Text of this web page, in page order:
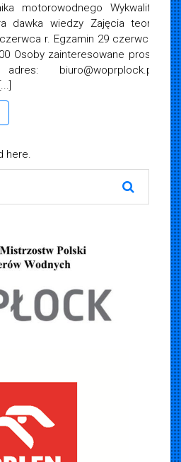
Wykwalifikowane
wiedzy Zajęcia teoretyczne
Egzamin 29 czerwca 2026 r.
zainteresowane prosimy o e-
biuro@woprplock.pllub
here.